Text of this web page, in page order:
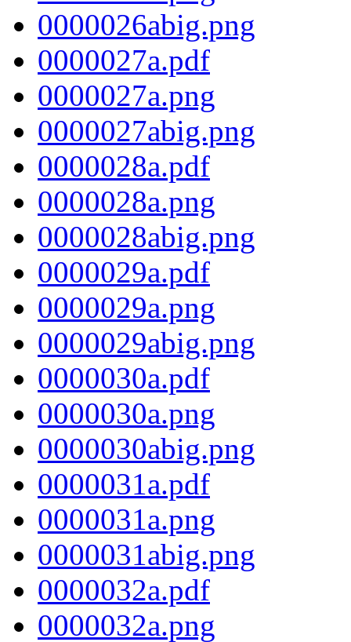
0000026abig.png
0000027a.pdf
0000027a.png
0000027abig.png
0000028a.pdf
0000028a.png
0000028abig.png
0000029a.pdf
0000029a.png
0000029abig.png
0000030a.pdf
0000030a.png
0000030abig.png
0000031a.pdf
0000031a.png
0000031abig.png
0000032a.pdf
0000032a.png